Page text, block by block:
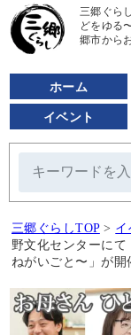
三郷ぐら
どをゆる
郷市から
ホーム
イベント
三郷ぐらしTOP > イ
野文化センターに
ねがいごと〜」が開